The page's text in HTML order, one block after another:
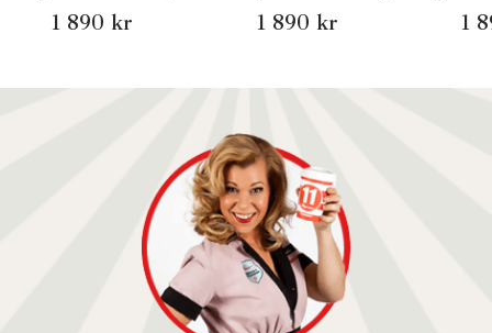
1 890 kr 1 890 kr 1